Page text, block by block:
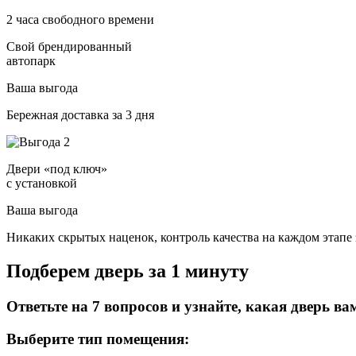
2 часа свободного времени
Свой брендированный
автопарк
Ваша выгода
Бережная доставка за 3 дня
Двери «под ключ»
с установкой
Ваша выгода
Никаких скрытых наценок, контроль качества на каждом этапе
Подберем дверь за 1 минуту
Ответьте на 7 вопросов и узнайте, какая дверь
Выберите тип помещения: